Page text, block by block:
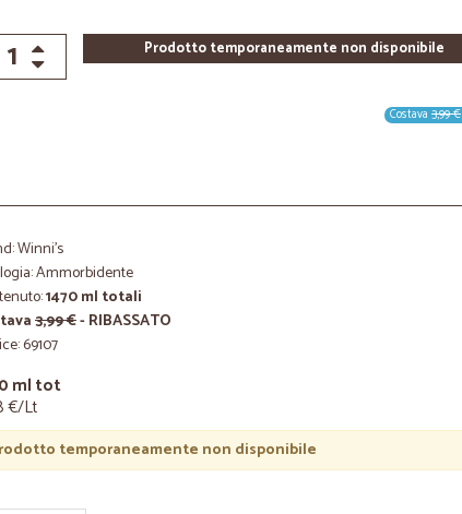
Prodotto temporaneamente non disponibile
Costava 3,99 €
Winni's
Ammorbidente
1470 ml totali
3,99 €- RIBASSATO
69107
ml tot
€/Lt
temporaneamente non disponibile